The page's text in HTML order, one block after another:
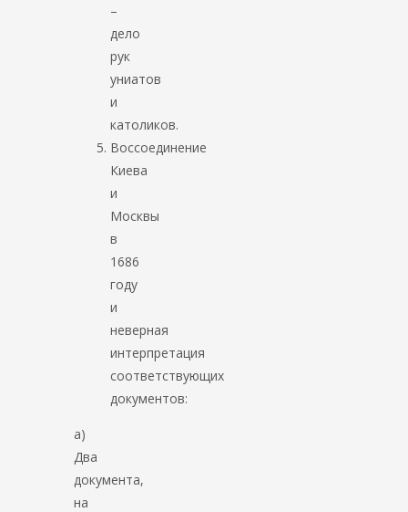
–
дело
рук
униатов
и
католиков.
Воссоединение
Киева
и
Москвы
в
1686
году
и
неверная
интерпретация
соответствующих
документов:
а)
Два
документа,
на